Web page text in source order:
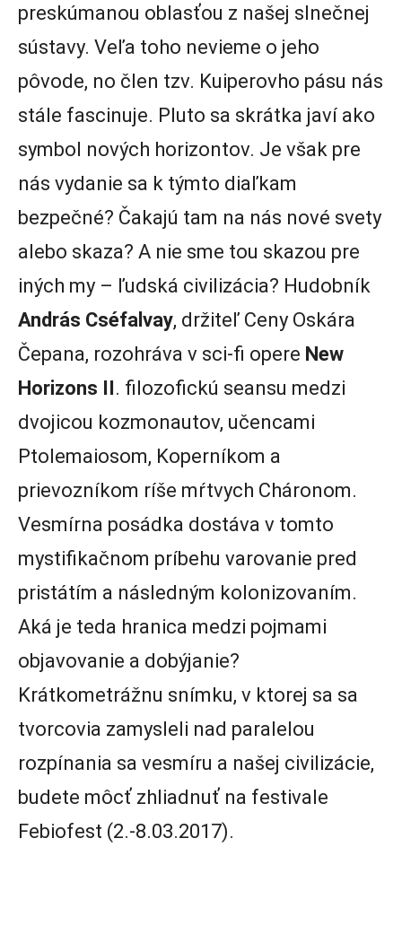
preskúmanou oblasťou z našej slnečnej
sústavy. Veľa toho nevieme o jeho
pôvode, no člen tzv. Kuiperovho pásu nás
stále fascinuje. Pluto sa skrátka javí ako
symbol nových horizontov. Je však pre
nás vydanie sa k týmto diaľkam
bezpečné? Čakajú tam na nás nové svety
alebo skaza? A nie sme tou skazou pre
iných my – ľudská civilizácia? Hudobník
András Cséfalvay, držiteľ Ceny Oskára
Čepana, rozohráva v sci-fi opere New
Horizons II. filozofickú seansu medzi
dvojicou kozmonautov, učencami
Ptolemaiosom, Koperníkom a
prievozníkom ríše mŕtvych Cháronom.
Vesmírna posádka dostáva v tomto
mystifikačnom príbehu varovanie pred
pristátím a následným kolonizovaním.
Aká je teda hranica medzi pojmami
objavovanie a dobýjanie?
Krátkometrážnu snímku, v ktorej sa sa
tvorcovia zamysleli nad paralelou
rozpínania sa vesmíru a našej civilizácie,
budete môcť zhliadnuť na festivale
Febiofest (2.-8.03.2017).